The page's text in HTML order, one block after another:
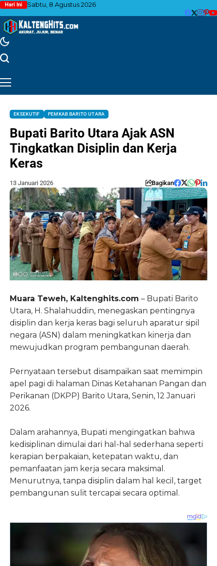
Hari Ini Sabtu, 8 Agustus 2026
EKSEKUTIF PEMKAB BARITO UTARA
Bupati Barito Utara Ajak ASN
Tingkatkan Disiplin dan Kerja
Keras
13 Januari 2026 Bagikan
Muara Teweh, Kaltenghits.com – Bupati Barito
Utara, H. Shalahuddin, menegaskan pentingnya
disiplin dan kerja keras bagi seluruh aparatur sipil
negara (ASN) dalam meningkatkan kinerja dan
mewujudkan program pembangunan daerah.
Pernyataan tersebut disampaikan saat memimpin
apel pagi di halaman Dinas Ketahanan Pangan dan
Perikanan (DKPP) Barito Utara, Senin, 12 Januari
2026.
Dalam arahannya, Bupati mengingatkan bahwa
kedisiplinan dimulai dari hal-hal sederhana seperti
kerapian berpakaian, ketepatan waktu, dan
pemanfaatan jam kerja secara maksimal.
Menurutnya, tanpa disiplin dalam hal kecil, target
pembangunan sulit tercapai secara optimal.